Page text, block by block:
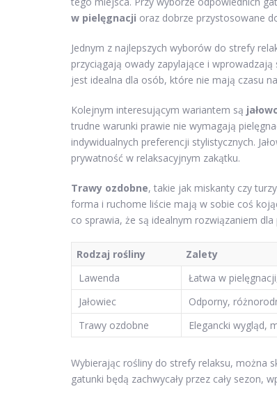
w pielęgnacji oraz dobrze przystosowane
Jednym z najlepszych wyborów do strefy
przyciągają owady zapylające i
jest idealna dla osób, które nie mają czasu
Kolejnym interesującym wariantem są
trudne warunki prawie nie wymagają
indywidualnych preferencji stylistycznych.
prywatność w relaksacyjnym zakątku.
Trawy ozdobne, takie jak miskanty czy
forma i ruchome liście mają w sobie coś
co sprawia, że są idealnym rozwiązaniem
Rodzaj rośliny Zalety
Lawenda
Łatwa w
Jałowiec
Odporny,
Trawy ozdobne
Elegancki wygląd,
Wybierając rośliny do strefy relaksu, można
gatunki będą zachwycały przez cały sezon,